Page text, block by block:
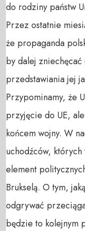
do rodziny państw
Przez ostatnie
że propaganda
by dalej
przedstawiania jej
Przypominamy, że
przyjęcie do UE,
końcem wojny. W
uchodźców,
element
Brukselą. O tym,
odgrywać
będzie to kolejnym